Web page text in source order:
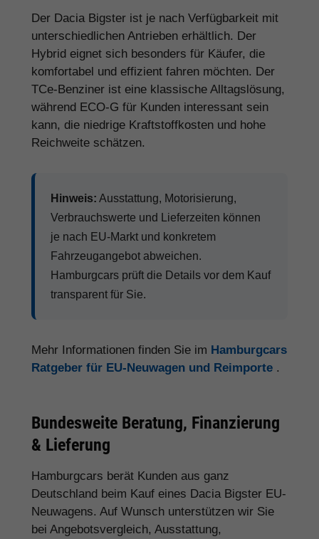
Der Dacia Bigster ist je nach Verfügbarkeit mit
unterschiedlichen Antrieben erhältlich. Der
Hybrid eignet sich besonders für Käufer, die
komfortabel und effizient fahren möchten. Der
TCe-Benziner ist eine klassische Alltagslösung,
während ECO-G für Kunden interessant sein
kann, die niedrige Kraftstoffkosten und hohe
Reichweite schätzen.
Hinweis: Ausstattung, Motorisierung,
Verbrauchswerte und Lieferzeiten können
je nach EU-Markt und konkretem
Fahrzeugangebot abweichen.
Hamburgcars prüft die Details vor dem Kauf
transparent für Sie.
Mehr Informationen finden Sie im Hamburgcars
Ratgeber für EU-Neuwagen und Reimporte .
Bundesweite Beratung, Finanzierung
& Lieferung
Hamburgcars berät Kunden aus ganz
Deutschland beim Kauf eines Dacia Bigster EU-
Neuwagens. Auf Wunsch unterstützen wir Sie
bei Angebotsvergleich, Ausstattung,